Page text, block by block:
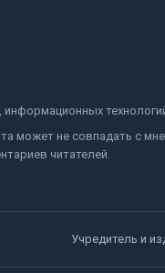
может не совпадать с
читателей.
Учредитель и